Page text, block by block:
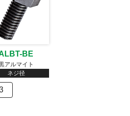
BE
アルマイト
ネジ径